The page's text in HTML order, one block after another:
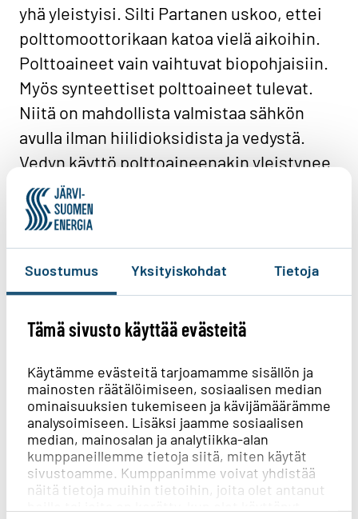
Suostumus Yksityiskohdat Tietoja
Tämä sivusto käyttää evästeitä
Käytämme evästeitä tarjoamamme sisällön ja
mainosten räätälöimiseen, sosiaalisen median
ominaisuuksien tukemiseen ja kävijämäärämme
analysoimiseen. Lisäksi jaamme sosiaalisen
median, mainosalan ja analytiikka-alan
kumppaneillemme tietoja siitä, miten käytät
sivustoamme. Kumppanimme voivat yhdistää
näitä tietoja muihin tietoihin, joita olet antanut
yhä yleistyisi. Silti Partanen uskoo, ettei
polttomoottorikaan katoa vielä aikoihin.
Polttoaineet vain vaihtuvat biopohjaisiin.
Myös synteettiset polttoaineet tulevat.
Niitä on mahdollista valmistaa sähkön
avulla ilman hiilidioksidista ja vedystä.
Vedyn käyttö polttoaineenakin yleistynee
siinä sivussa.
Uusia voimalahankkeita
Jotta visio 2050 muotoutuisi
kansallinen tahtotila ja toiseksi sähköä –
paljon sähköä. Partanen haarukoi, että
Suomen sähköntuotanto pitäisi ensin
kaksinkertaistaa, ja pian sen jälkeen olisi
edessä triplaaminen. Tämä ei kuitenkaan
ole ongelma – saati fiktiota – vaan vaatii
ainoastaan uuden tuotantokapasiteetin
rakentamista.